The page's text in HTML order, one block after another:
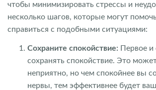
чтобы минимизировать стрессы и
несколько шагов, которые могут
справиться с подобными ситуациями:
Сохраните спокойствие: Первое
сохранять спокойствие. Это
неприятно, но чем спокойнее вы
нервы, тем эффективнее будет